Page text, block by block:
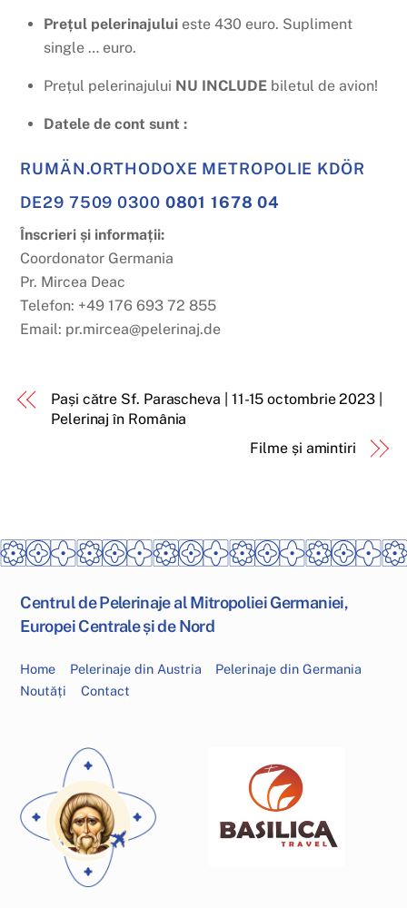
Prețul pelerinajului este 430 euro. Supliment
single … euro.
Prețul pelerinajului NU INCLUDE biletul de avion!
Datele de cont sunt :
RUMÄN.ORTHODOXE METROPOLIE KDÖR
DE29 7509 0300 0801 1678 04
Înscrieri și informații:
Coordonator Germania
Pr. Mircea Deac
Telefon: +49 176 693 72 855
Email: pr.mircea@pelerinaj.de
Pași către Sf. Parascheva | 11-15 octombrie 2023 |
Pelerinaj în România
Filme și amintiri
Centrul de Pelerinaje al Mitropoliei Germaniei,
Europei Centrale și de Nord
Home Pelerinaje din Austria
Pelerinaje din Germania
Noutăți
Contact